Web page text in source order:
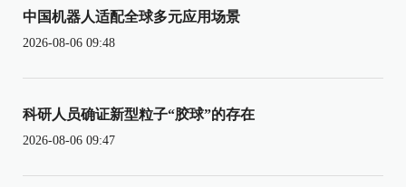
中国机器人适配全球多元应用场景
2026-08-06 09:48
科研人员确证新型粒子“胶球”的存在
2026-08-06 09:47